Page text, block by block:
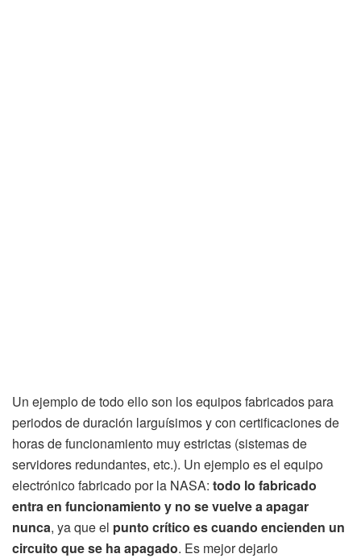
Un ejemplo de todo ello son los equipos fabricados para
periodos de duración larguísimos y con certificaciones de
horas de funcionamiento muy estrictas (sistemas de
servidores redundantes, etc.). Un ejemplo es el equipo
electrónico fabricado por la NASA: todo lo fabricado
entra en funcionamiento y no se vuelve a apagar
nunca, ya que el punto crítico es cuando encienden un
circuito que se ha apagado. Es mejor dejarlo